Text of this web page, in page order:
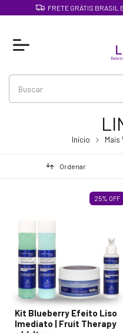
FRETE GRÁTIS BRASIL
Início Mais
Ordenar
25% OFF
Kit Blueberry Efeito Liso
Imediato | Fruit Therapy